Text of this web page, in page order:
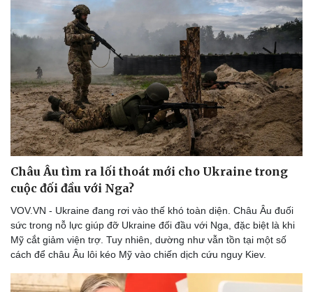
Châu Âu tìm ra lối thoát mới cho Ukraine trong
cuộc đối đầu với Nga?
VOV.VN - Ukraine đang rơi vào thế khó toàn diện. Châu Âu đuối
sức trong nỗ lực giúp đỡ Ukraine đối đầu với Nga, đặc biệt là khi
Mỹ cắt giảm viện trợ. Tuy nhiên, dường như vẫn tồn tại một số
cách để châu Âu lôi kéo Mỹ vào chiến dịch cứu nguy Kiev.